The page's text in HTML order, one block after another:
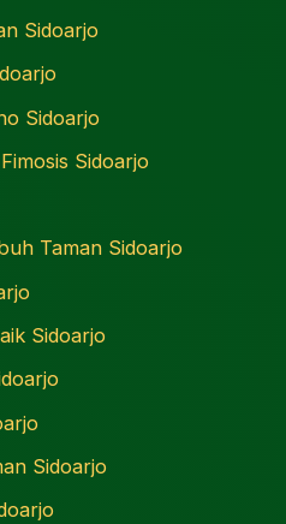
Sidoarjo
Sidoarjo
Sidoarjo
Taman Sidoarjo
Sidoarjo
Sidoarjo